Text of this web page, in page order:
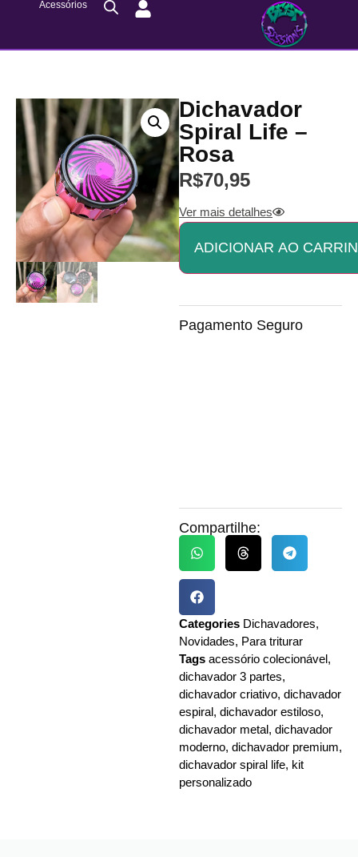
Acessórios
Dichavador
Spiral Life –
Rosa
R$70,95
Pagamento Seguro
Compartilhe:
Categories Dichavadores,
Novidades, Para triturar
Tags acessório colecionável,
dichavador 3 partes,
dichavador criativo, dichavador
espiral, dichavador estiloso,
dichavador metal, dichavador
moderno, dichavador premium,
dichavador spiral life, kit
personalizado
Ver mais detalhes
ADICIONAR AO